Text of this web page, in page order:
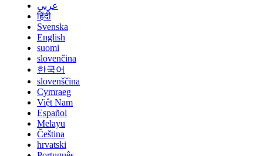
عربي
हिंदी
Svenska
English
suomi
slovenčina
한국어
slovenščina
Cymraeg
Việt Nam
Español
Melayu
Čeština
hrvatski